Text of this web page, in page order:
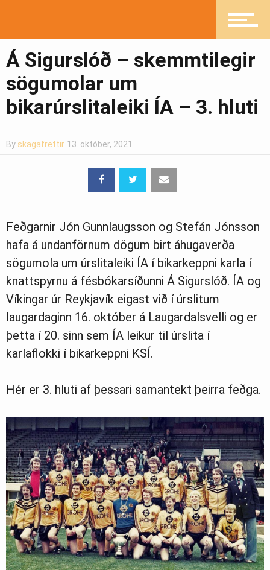
Ljósmyndasafn
Á Sigurslóð – skemmtilegir
sögumolar um
bikarúrslitaleiki ÍA – 3. hluti
By skagafrettir 13. október, 2021
Feðgarnir Jón Gunnlaugsson og Stefán Jónsson
hafa á undanförnum dögum birt áhugaverða
sögumola um úrslitaleiki ÍA í bikarkeppni karla í
knattspyrnu á fésbókarsíðunni Á Sigurslóð. ÍA og
Víkingar úr Reykjavík eigast við í úrslitum
laugardaginn 16. október á Laugardalsvelli og er
þetta í 20. sinn sem ÍA leikur til úrslita í
karlaflokki í bikarkeppni KSÍ.
Hér er 3. hluti af þessari samantekt þeirra feðga.